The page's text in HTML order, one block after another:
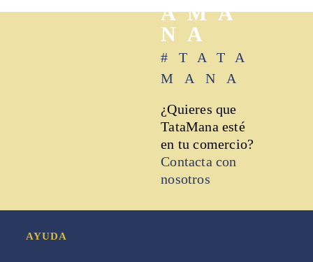
AMA
NA
#TATA
MANA
¿Quieres que
TataMana esté
en tu comercio?
Contacta con
nosotros
AYUDA